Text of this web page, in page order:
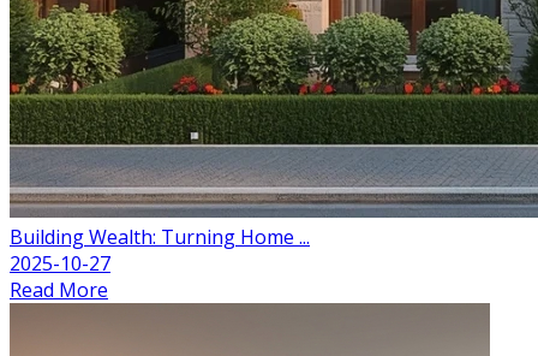
Building Wealth: Turning Home ...
2025-10-27
Read More